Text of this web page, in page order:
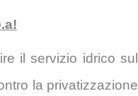
il servizio idrico sul
la privatizzazione